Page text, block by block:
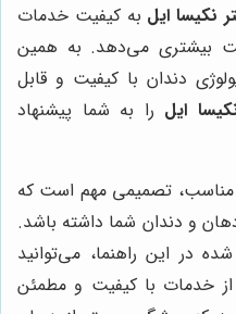
نکیسا ایل به کیفیت خدمات
بیشتری می‌دهد. به همین
دندان با کیفیت و قابل
ایل را به شما پیشنهاد
مناسب، تصمیمی مهم است که
و دندان شما داشته باشد.
در این راهنما، می‌توانید
از خدمات با کیفیت و مطمئن